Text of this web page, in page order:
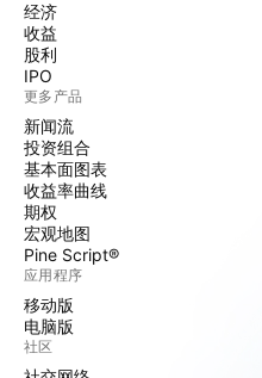
经济
收益
股利
IPO
更多产品
新闻流
投资组合
基本面图表
收益率曲线
期权
宏观地图
Pine Script®
应用程序
移动版
电脑版
社区